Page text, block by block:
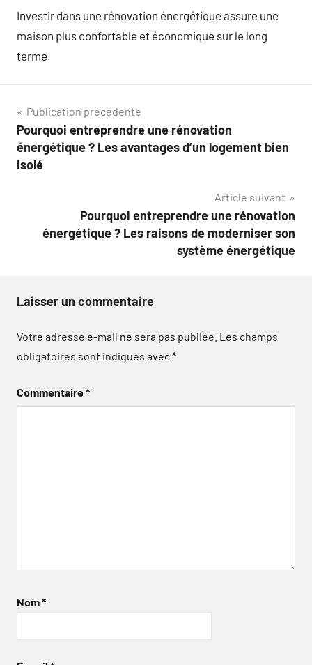
Investir dans une rénovation énergétique assure une
maison plus confortable et économique sur le long
terme.
Navigation
de
l’article
Publication précédente
Pourquoi entreprendre une rénovation
énergétique ? Les avantages d’un logement bien
isolé
Article suivant
Pourquoi entreprendre une rénovation
énergétique ? Les raisons de moderniser son
système énergétique
Laisser un commentaire
Votre adresse e-mail ne sera pas publiée. Les champs
obligatoires sont indiqués avec*
Commentaire*
Nom*